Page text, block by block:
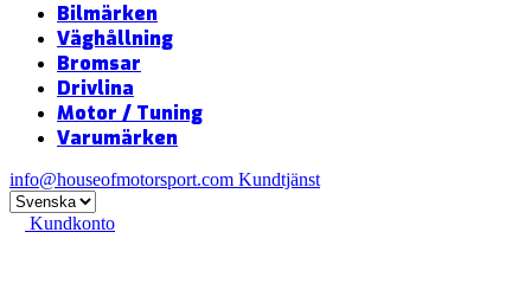
Bilmärken
Väghållning
Bromsar
Drivlina
Motor / Tuning
Varumärken
info@houseofmotorsport.com Kundtjänst
Kundkonto